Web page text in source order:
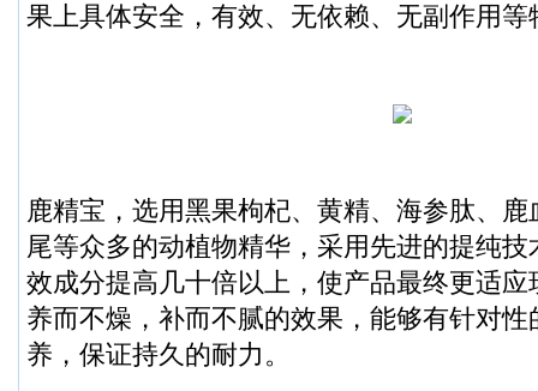
果上具体安全，有效、无依赖、无副作用等
鹿精宝，选用黑果枸杞、黄精、海参肽、
尾等众多的动植物精华，采用先进的提纯
效成分提高几十倍以上，使产品最终更适
养而不燥，补而不腻的效果，能够有针对
养，保证持久的耐力。